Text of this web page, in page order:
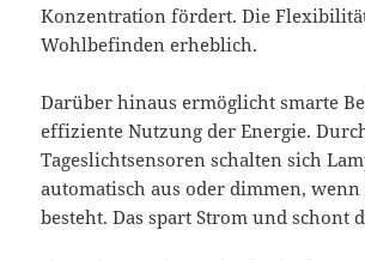
Konzentration fördert. Die
Wohlbefinden erheblich.
Darüber hinaus ermöglicht smarte
effiziente Nutzung der Energie.
Tageslichtsensoren schalten sich
automatisch aus oder dimmen,
besteht. Das spart Strom und schont